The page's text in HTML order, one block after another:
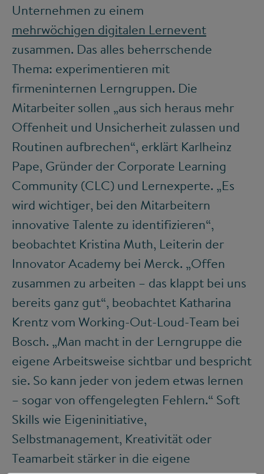
Unternehmen zu einem
mehrwöchigen digitalen Lernevent
zusammen. Das alles beherrschende
Thema: experimentieren mit
firmeninternen Lerngruppen. Die
Mitarbeiter sollen „aus sich heraus mehr
Offenheit und Unsicherheit zulassen und
Routinen aufbrechen“, erklärt Karlheinz
Pape, Gründer der Corporate Learning
Community (CLC) und Lernexperte. „Es
wird wichtiger, bei den Mitarbeitern
innovative Talente zu identifizieren“,
beobachtet Kristina Muth, Leiterin der
Innovator Academy bei Merck. „Offen
zusammen zu arbeiten – das klappt bei uns
bereits ganz gut“, beobachtet Katharina
Krentz vom Working-Out-Loud-Team bei
Bosch. „Man macht in der Lerngruppe die
eigene Arbeitsweise sichtbar und bespricht
sie. So kann jeder von jedem etwas lernen
– sogar von offengelegten Fehlern.“ Soft
Skills wie Eigeninitiative,
Selbstmanagement, Kreativität oder
Teamarbeit stärker in die eigene